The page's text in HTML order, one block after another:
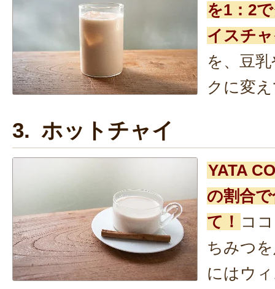
を1：2
イスチ
を、豆
クに変
3. ホットチャイ
YATA
の割合
て！ コ
ちみつ
にはウ